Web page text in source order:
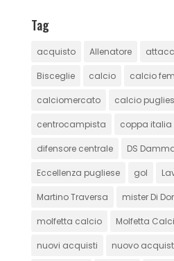
Tag
acquisto Allenatore
Bisceglie calcio calcio
calciomercato calcio
centrocampista coppa italia
difensore centrale DS
Eccellenza pugliese gol
Martino Traversa mister Di
molfetta calcio Molfetta
nuovi acquisti nuovo